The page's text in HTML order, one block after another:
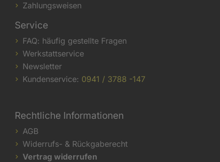
Zahlungsweisen
Service
FAQ: häufig gestellte Fragen
Werkstattservice
Newsletter
Kundenservice: 0941 / 3788 -147
Rechtliche Informationen
AGB
Widerrufs- & Rückgaberecht
Vertrag widerrufen